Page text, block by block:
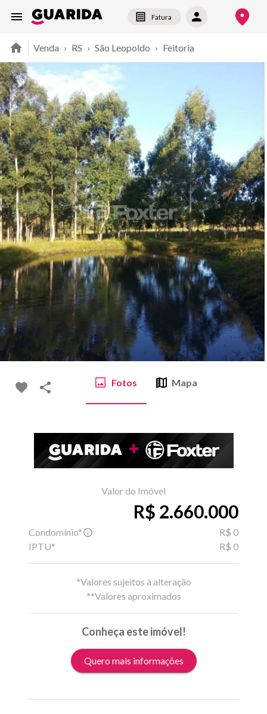
Fatura
Venda › RS › São Leopoldo › Feitoria
Fotos Mapa
Valor do Imóvel
R$ 2.660.000
Condomínio*
R$ 0
IPTU*
R$ 0
*Valores sujeitos à alteração
**Valores aproximados
Conheça este imóvel!
Quero mais informações